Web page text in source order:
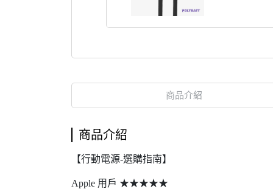
商品介紹
商品介紹
【行動電源-選購指南】
Apple 用戶 ★★★★★